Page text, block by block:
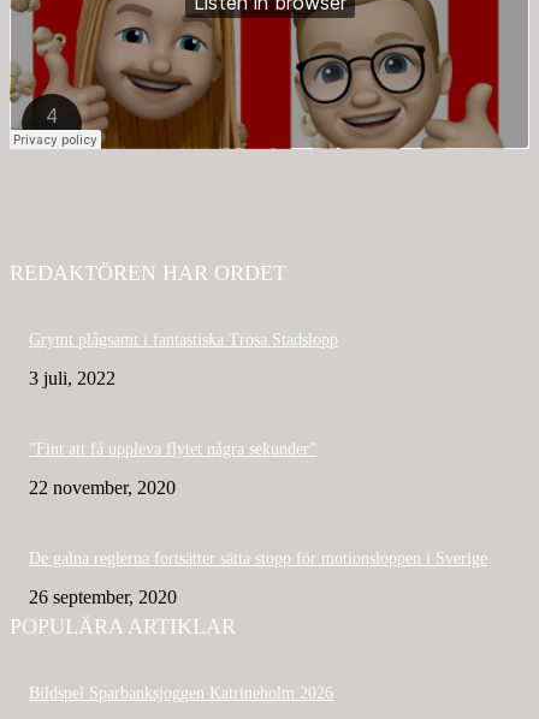
REDAKTÖREN HAR ORDET
Grymt plågsamt i fantastiska Trosa Stadslopp
3 juli, 2022
”Fint att få uppleva flytet några sekunder”
22 november, 2020
De galna reglerna fortsätter sätta stopp för motionsloppen i Sverige
26 september, 2020
POPULÄRA ARTIKLAR
Bildspel Sparbanksjoggen Katrineholm 2026